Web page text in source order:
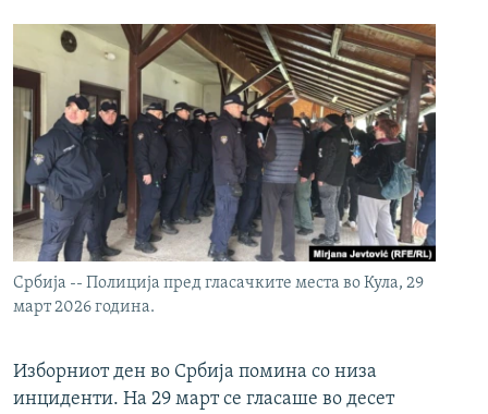
Србија -- Полиција пред гласачките места во Кула, 29
март 2026 година.
Изборниот ден во Србија помина со низа
инциденти. На 29 март се гласаше во десет